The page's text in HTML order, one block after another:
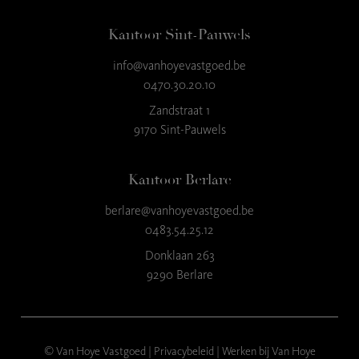
Kantoor Sint-Pauwels
info@vanhoyevastgoed.be
0470.30.20.10
Zandstraat 1
9170 Sint-Pauwels
Kantoor Berlare
berlare@vanhoyevastgoed.be
0483.54.25.12
Donklaan 263
9290 Berlare
© Van Hoye Vastgoed | Privacybeleid| Werken bij Van Hoye